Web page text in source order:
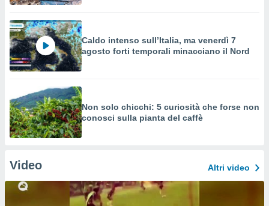
Caldo intenso sull’Italia, ma venerdì 7
agosto forti temporali minacciano il Nord
Non solo chicchi: 5 curiosità che forse non
conosci sulla pianta del caffè
Video Altri video